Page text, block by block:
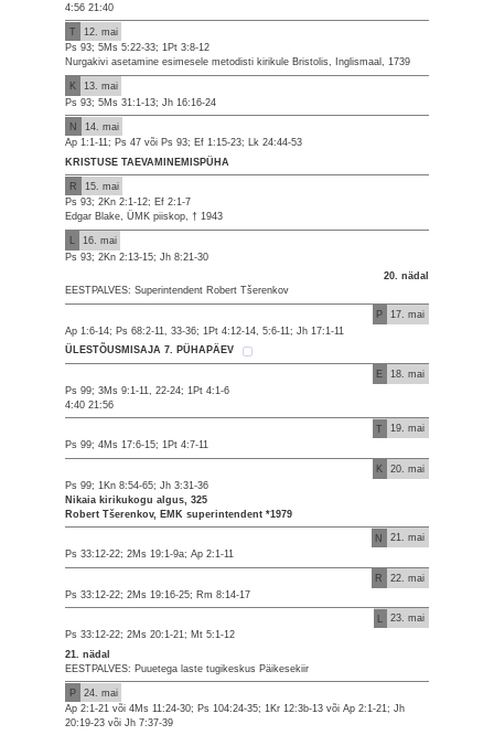
4:56 21:40
T
12. mai
Ps 93; 5Ms 5:22-33; 1Pt 3:8-12
Nurgakivi asetamine esimesele metodisti kirikule Bristolis, Inglismaal, 1739
K
13. mai
Ps 93; 5Ms 31:1-13; Jh 16:16-24
N
14. mai
Ap 1:1-11; Ps 47 või Ps 93; Ef 1:15-23; Lk 24:44-53
KRISTUSE TAEVAMINEMISPÜHA
R
15. mai
Ps 93; 2Kn 2:1-12; Ef 2:1-7
Edgar Blake, ÜMK piiskop, † 1943
16. mai
Ps 93; 2Kn 2:13-15; Jh 8:21-30
20. nädal
EESTPALVES: Superintendent Robert Tšerenkov
P
17. mai
Ap 1:6-14; Ps 68:2-11, 33-36; 1Pt 4:12-14, 5:6-11; Jh 17:1-11
ÜLESTÕUSMISAJA 7. PÜHAPÄEV
E
18. mai
Ps 99; 3Ms 9:1-11, 22-24; 1Pt 4:1-6
4:40 21:56
T
19. mai
Ps 99; 4Ms 17:6-15; 1Pt 4:7-11
K
20. mai
Ps 99; 1Kn 8:54-65; Jh 3:31-36
Nikaia kirikukogu algus, 325
Robert Tšerenkov, EMK superintendent *1979
N
21. mai
Ps 33:12-22; 2Ms 19:1-9a; Ap 2:1-11
R
22. mai
Ps 33:12-22; 2Ms 19:16-25; Rm 8:14-17
L
23. mai
Ps 33:12-22; 2Ms 20:1-21; Mt 5:1-12
21. nädal
EESTPALVES: Puuetega laste tugikeskus Päikesekiir
P
24. mai
Ap 2:1-21 või 4Ms 11:24-30; Ps 104:24-35; 1Kr 12:3b-13 või Ap 2:1-21; Jh
20:19-23 või Jh 7:37-39